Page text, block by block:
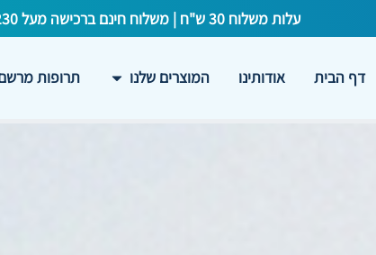
עלות משלוח 30 ש"ח | משלוח חינם ברכישה מעל 230 ₪
דף הבית אודותינו המוצרים שלנו תרופות